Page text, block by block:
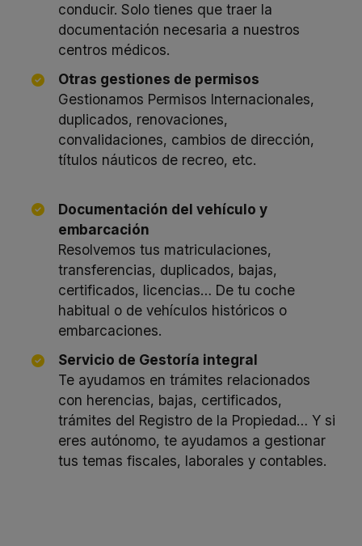
conducir. Solo tienes que traer la
documentación necesaria a nuestros
centros médicos.
Otras gestiones de permisos
Gestionamos Permisos Internacionales,
duplicados, renovaciones,
convalidaciones, cambios de dirección,
títulos náuticos de recreo, etc.
Documentación del vehículo y
embarcación
Resolvemos tus matriculaciones,
transferencias, duplicados, bajas,
certificados, licencias… De tu coche
habitual o de vehículos históricos o
embarcaciones.
Servicio de Gestoría integral
Te ayudamos en trámites relacionados
con herencias, bajas, certificados,
trámites del Registro de la Propiedad… Y si
eres autónomo, te ayudamos a gestionar
tus temas fiscales, laborales y contables.